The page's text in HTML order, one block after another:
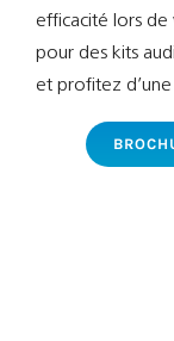
efficacité lors
pour des kits
et profitez